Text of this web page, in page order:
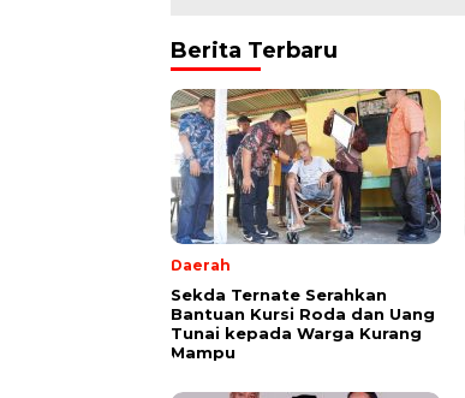
Berita Terbaru
Daerah
Sekda Ternate Serahkan
Bantuan Kursi Roda dan Uang
Tunai kepada Warga Kurang
Mampu